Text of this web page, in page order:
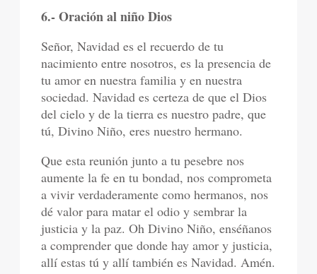
6.- Oración al niño Dios
Señor, Navidad es el recuerdo de tu
nacimiento entre nosotros, es la presencia de
tu amor en nuestra familia y en nuestra
sociedad. Navidad es certeza de que el Dios
del cielo y de la tierra es nuestro padre, que
tú, Divino Niño, eres nuestro hermano.
Que esta reunión junto a tu pesebre nos
aumente la fe en tu bondad, nos comprometa
a vivir verdaderamente como hermanos, nos
dé valor para matar el odio y sembrar la
justicia y la paz. Oh Divino Niño, enséñanos
a comprender que donde hay amor y justicia,
allí estas tú y allí también es Navidad. Amén.